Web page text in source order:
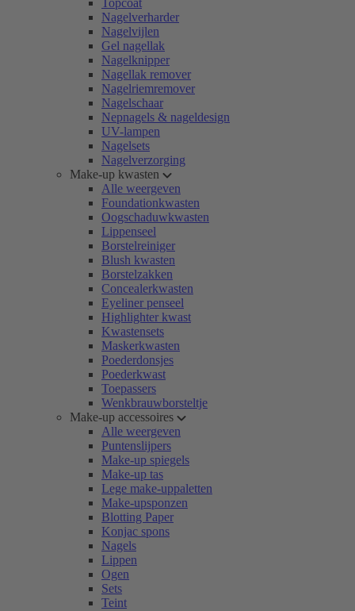
Topcoat
Nagelverharder
Nagelvijlen
Gel nagellak
Nagelknipper
Nagellak remover
Nagelriemremover
Nagelschaar
Nepnagels & nageldesign
UV-lampen
Nagelsets
Nagelverzorging
Make-up kwasten
Alle weergeven
Foundationkwasten
Oogschaduwkwasten
Lippenseel
Borstelreiniger
Blush kwasten
Borstelzakken
Concealerkwasten
Eyeliner penseel
Highlighter kwast
Kwastensets
Maskerkwasten
Poederdonsjes
Poederkwast
Toepassers
Wenkbrauwborsteltje
Make-up accessoires
Alle weergeven
Puntenslijpers
Make-up spiegels
Make-up tas
Lege make-uppaletten
Make-upsponzen
Blotting Paper
Konjac spons
Nagels
Lippen
Ogen
Sets
Teint